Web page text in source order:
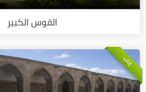
القوس الكبير
إدلب